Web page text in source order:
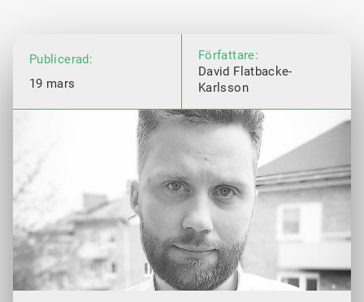
Publicerad:
19 mars
Författare:
David Flatbacke-
Karlsson